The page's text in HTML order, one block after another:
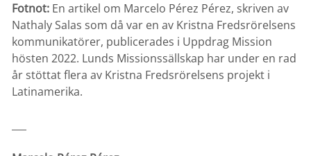
Fotnot: En artikel om Marcelo Pérez Pérez, skriven av
Nathaly Salas som då var en av Kristna Fredsrörelsens
kommunikatörer, publicerades i Uppdrag Mission
hösten 2022. Lunds Missionssällskap har under en rad
år stöttat flera av Kristna Fredsrörelsens projekt i
Latinamerika.